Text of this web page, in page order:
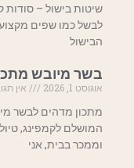
שיטות בישול – סודות
לבשל כמו שפים
הבישול
בשר מיובש
אוגוסט 1, 2026
אין
מתכון מדהים לבשר
המושלם לקמפינג,
וממכר בבית, אני